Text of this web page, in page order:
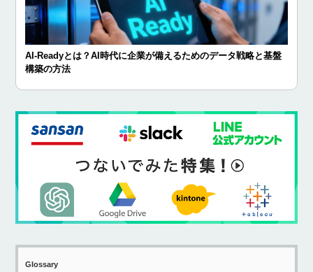
AI-Readyとは？AI時代に企業が備えるためのデータ戦略と基盤
構築の方法
Glossary